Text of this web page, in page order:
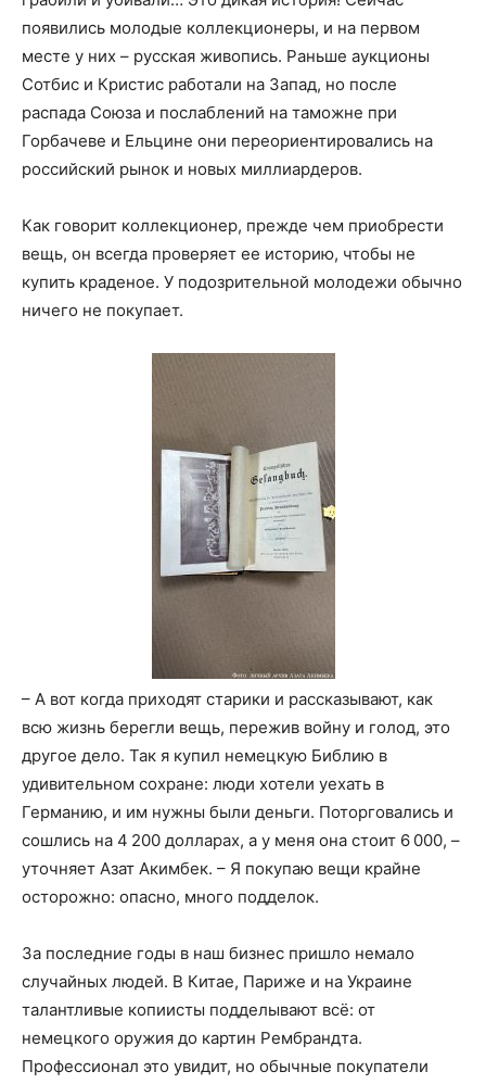
появились молодые коллекционеры, и на первом
месте у них – русская живопись. Раньше аукционы
Сотбис и Кристис работали на Запад, но после
распада Союза и послаблений на таможне при
Горбачеве и Ельцине они переориентировались на
российский рынок и новых миллиардеров.
Как говорит коллекционер, прежде чем приобрести
вещь, он всегда проверяет ее историю, чтобы не
купить краденое. У подозрительной молодежи обычно
ничего не покупает.
– А вот когда приходят старики и рассказывают, как
всю жизнь берегли вещь, пережив войну и голод, это
другое дело. Так я купил немецкую Библию в
удивительном сохране: люди хотели уехать в
Германию, и им нужны были деньги. Поторговались и
сошлись на 4 200 долларах, а у меня она стоит 6 000, –
уточняет Азат Акимбек. – Я покупаю вещи крайне
осторожно: опасно, много подделок.
За последние годы в наш бизнес пришло немало
случайных людей. В Китае, Париже и на Украине
талантливые копиисты подделывают всё: от
немецкого оружия до картин Рембрандта.
Профессионал это увидит, но обычные покупатели